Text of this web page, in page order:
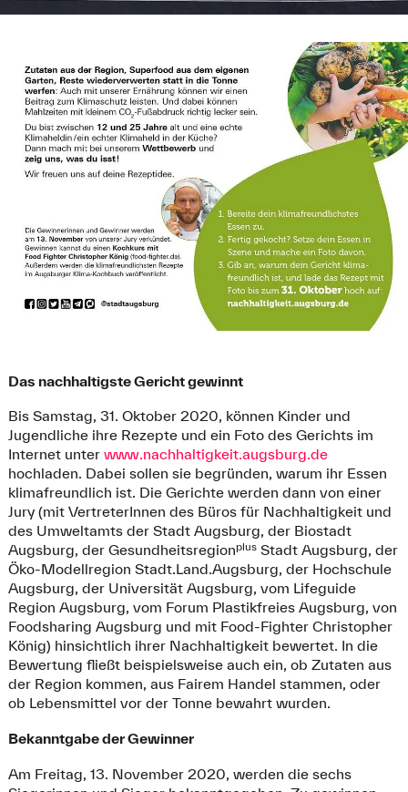
Das nachhaltigste Gericht gewinnt
Bis Samstag, 31. Oktober 2020, können Kinder und
Jugendliche ihre Rezepte und ein Foto des Gerichts im
Internet unter www.nachhaltigkeit.augsburg.de
hochladen. Dabei sollen sie begründen, warum ihr Essen
klimafreundlich ist. Die Gerichte werden dann von einer
Jury (mit VertreterInnen des Büros für Nachhaltigkeit und
des Umweltamts der Stadt Augsburg, der Biostadt
Augsburg, der GesundheitsregionplusStadt Augsburg, der
Öko-Modellregion Stadt.Land.Augsburg, der Hochschule
Augsburg, der Universität Augsburg, vom Lifeguide
Region Augsburg, vom Forum Plastikfreies Augsburg, von
Foodsharing Augsburg und mit Food-Fighter Christopher
König) hinsichtlich ihrer Nachhaltigkeit bewertet. In die
Bewertung fließt beispielsweise auch ein, ob Zutaten aus
der Region kommen, aus Fairem Handel stammen, oder
ob Lebensmittel vor der Tonne bewahrt wurden.
Bekanntgabe der Gewinner
Am Freitag, 13. November 2020, werden die sechs